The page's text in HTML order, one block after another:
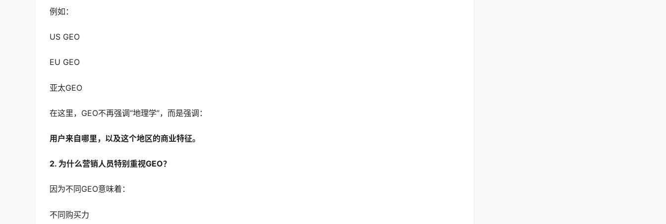
例如：
US GEO
EU GEO
亚太GEO
在这里，GEO不再强调“地理学”，而是强调：
用户来自哪里，以及这个地区的商业特征。
2. 为什么营销人员特别重视GEO？
因为不同GEO意味着：
不同购买力